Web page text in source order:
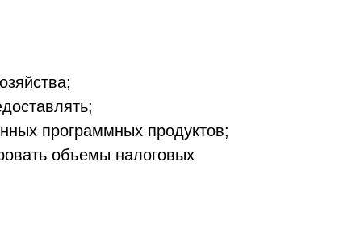
программных продуктов;
объемы налоговых